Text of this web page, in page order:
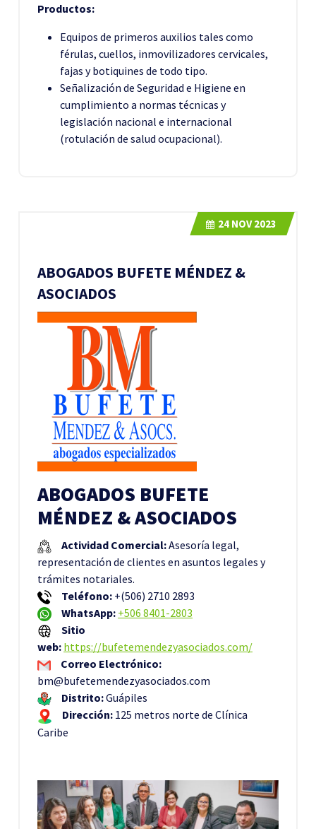
Productos:
Equipos de primeros auxilios tales como
férulas, cuellos, inmovilizadores cervicales,
fajas y botiquines de todo tipo.
Señalización de Seguridad e Higiene en
cumplimiento a normas técnicas y
legislación nacional e internacional
(rotulación de salud ocupacional).
ABOGADOS BUFETE MÉNDEZ &
ASOCIADOS
24 NOV 2023
ABOGADOS BUFETE
MÉNDEZ & ASOCIADOS
Actividad Comercial:Asesoría legal,
representación de clientes en asuntos legales y
trámites notariales.
Teléfono: +(506) 2710 2893
WhatsApp: +506 8401-2803
Sitio
web: https://bufetemendezyasociados.com/
Correo Electrónico:
bm@bufetemendezyasociados.com
Distrito:Guápiles
Dirección: 125 metros norte de Clínica
Caribe